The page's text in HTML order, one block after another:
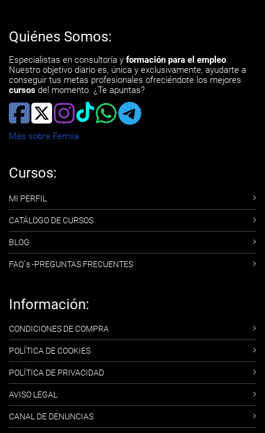
Quiénes Somos:
Especialistas en consultoría y formación para el empleo.
Nuestro objetivo diario es, única y exclusivamente, ayudarte a
conseguir tus metas profesionales ofreciéndote los mejores
cursos del momento. ¿Te apuntas?
Más sobre Femxa
Cursos:
MI PERFIL
CATÁLOGO DE CURSOS
BLOG
FAQ´s -PREGUNTAS FRECUENTES
Información:
CONDICIONES DE COMPRA
POLÍTICA DE COOKIES
POLÍTICA DE PRIVACIDAD
AVISO LEGAL
CANAL DE DENUNCIAS